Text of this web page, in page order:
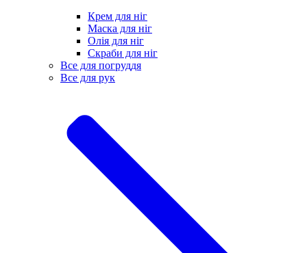
Крем для ніг
Маска для ніг
Олія для ніг
Скраби для ніг
Все для погруддя
Все для рук